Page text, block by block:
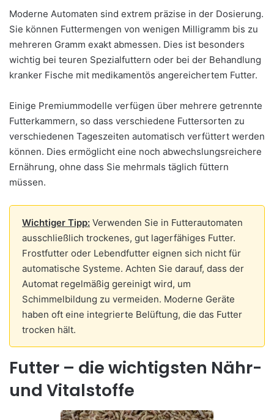
Moderne Automaten sind extrem präzise in der Dosierung.
Sie können Futtermengen von wenigen Milligramm bis zu
mehreren Gramm exakt abmessen. Dies ist besonders
wichtig bei teuren Spezialfuttern oder bei der Behandlung
kranker Fische mit medikamentös angereichertem Futter.
Einige Premiummodelle verfügen über mehrere getrennte
Futterkammern, so dass verschiedene Futtersorten zu
verschiedenen Tageszeiten automatisch verfüttert werden
können. Dies ermöglicht eine noch abwechslungsreichere
Ernährung, ohne dass Sie mehrmals täglich füttern
müssen.
Wichtiger Tipp: Verwenden Sie in Futterautomaten
ausschließlich trockenes, gut lagerfähiges Futter.
Frostfutter oder Lebendfutter eignen sich nicht für
automatische Systeme. Achten Sie darauf, dass der
Automat regelmäßig gereinigt wird, um
Schimmelbildung zu vermeiden. Moderne Geräte
haben oft eine integrierte Belüftung, die das Futter
trocken hält.
Futter – die wichtigsten Nähr-
und Vitalstoffe